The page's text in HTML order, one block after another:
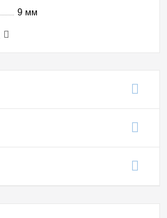
9 мм